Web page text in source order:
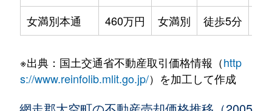
女満別本通
460万円 女満別 徒歩5分
※出典：国土交通省不動産取引価格情報（http
s://www.reinfolib.mlit.go.jp/）を加工して作成